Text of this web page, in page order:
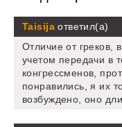
Taisijaответил(а)
Отличие от греков,
учетом передачи в
конгрессменов,
понравились, я их
возбуждено, оно